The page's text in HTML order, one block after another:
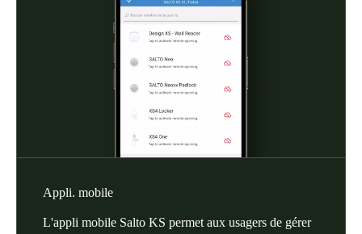
SvenskaEnglish
Norway
NorskEnglish
Appli. mobile
L'appli mobile Salto KS permet aux usagers de gérer